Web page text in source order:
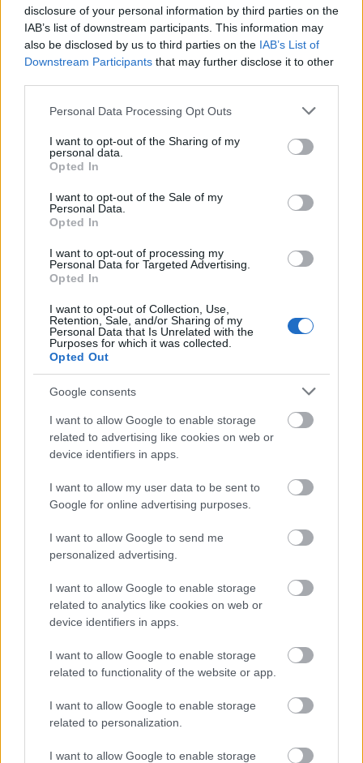
disclosure of your personal information by third parties on the
IAB’s list of downstream participants. This information may
also be disclosed by us to third parties on the IAB’s List of
Downstream Participants that may further disclose it to other
Please note that this website/app uses one or more Google
not limited to your visit or usage behaviour. You may click to
grant or deny consent to Google and its third-party tags to
use your data for below specified purposes in below Google
consent section.
Personal Data Processing Opt Outs
I want to opt-out of the Sharing of my
personal data.
Opted In
I want to opt-out of the Sale of my
Personal Data.
Opted In
I want to opt-out of processing my
Personal Data for Targeted Advertising.
Opted In
I want to opt-out of Collection, Use,
Retention, Sale, and/or Sharing of my
Personal Data that Is Unrelated with the
Purposes for which it was collected.
Opted Out
Google consents
I want to allow Google to enable storage
related to advertising like cookies on web or
device identifiers in apps.
I want to allow my user data to be sent to
Google for online advertising purposes.
I want to allow Google to send me
personalized advertising.
I want to allow Google to enable storage
related to analytics like cookies on web or
device identifiers in apps.
I want to allow Google to enable storage
related to functionality of the website or app.
I want to allow Google to enable storage
related to personalization.
I want to allow Google to enable storage
l'enregistrement de cette vidéo. Je ne sais pas
vraiment si c'est considéré comme approprié, mais
la difficulté du jeu me semble raisonnable : je
cherche le juste milieu, ni trop facile, ni trop difficile
au point de rester bloqué des heures sur le même
boss, car je n'y trouve aucun intérêt.
Voilà, c'est la fin de cette vidéo sur Valiant
Gargoyles. Merci de l'avoir regardée. N'hésitez pas à
visiter la chaîne ou miklix.com pour plus de vidéos.
Et surtout, soutenez-nous en likant et en vous
abonnant !
Si vous avez aimé cette vidéo, pensez à être
complètement génial en aimant et en vous
abonnant surYouTube:-)
Fan art inspiré par ce combat de
boss
Illustration de style anime représentant l'armure
Tarnished in Black Knife combattant deux Valiant
Gargoyles dans les ruines éclairées en bleu de
l'aqueduc de Siofra.
Cliquez ou touchez l'image pour obtenir plus
d'informations et des résolutions plus élevées.